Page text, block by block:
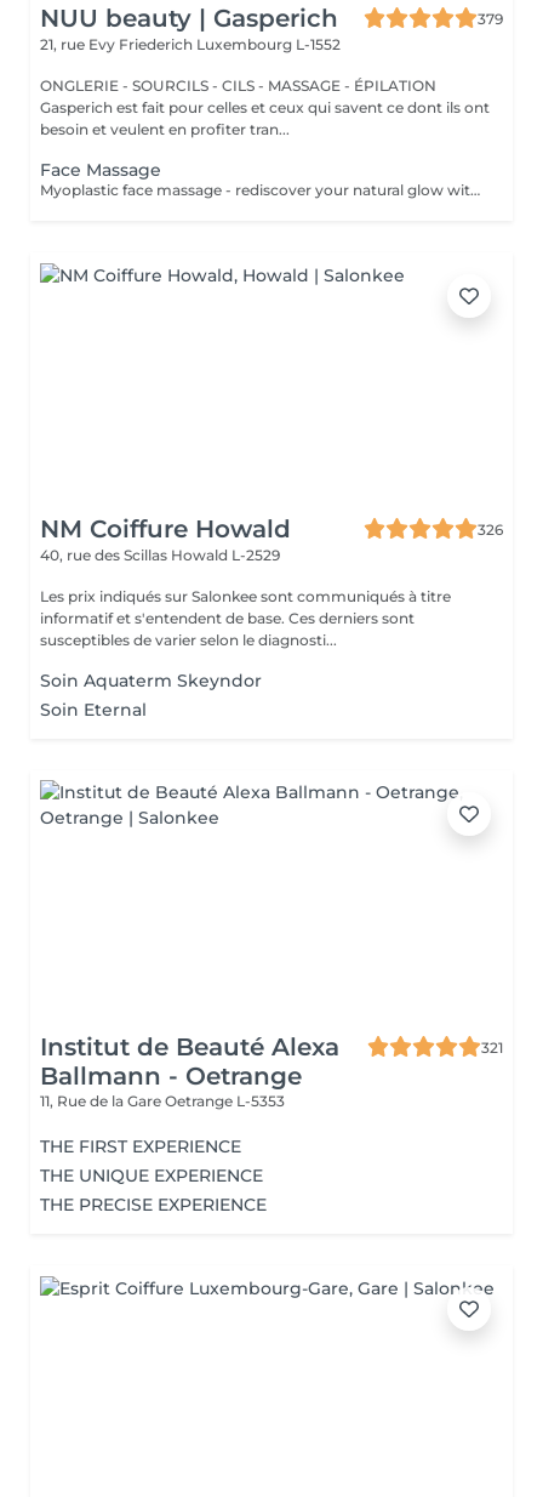
NUU beauty | Gasperich
379
21, rue Evy Friederich Luxembourg L-1552
ONGLERIE - SOURCILS - CILS - MASSAGE - ÉPILATION
Gasperich est fait pour celles et ceux qui savent ce dont ils ont
besoin et veulent en profiter tran...
Face Massage
Myoplastic face massage - rediscover your natural glow with the deeply rejuvenating myoplastic face massage. This unique technique works not only on the surface of your skin but also on the deeper layers of muscles and fascia. Through precise, sculpting movements, it releases tension, improves circulation, and restores elasticity. The result? A lifted, defined, and radiant look that feels as refreshing as it appears. Every session is like a reset for your face leaving you looking youthful, relaxed, and glowing with vitality. Express Facial Massage is designed for those who value their time while expecting visible, refined results. This 30-minute lifting massage focuses on precise muscle stimulation to restore facial tone, improve skin firmness, and redefine the natural facial contour. The treatment helps reduce visible signs of fatigue while stimulating microcirculation, allowing the skin to regain a fresh, radiant, and naturally healthy glow. Perfect as an additional boost to your body massage for complete relaxation and rejuvenation. Important: This treatment is available only as an add-on to any body massage and cannot be booked as a standalone service.
NM Coiffure Howald
326
40, rue des Scillas Howald L-2529
Les prix indiqués sur Salonkee sont communiqués à titre
informatif et s'entendent de base. Ces derniers sont
susceptibles de varier selon le diagnosti...
Soin Aquaterm Skeyndor
Soin Eternal
Institut de Beauté Alexa
Ballmann - Oetrange
321
11, Rue de la Gare Oetrange L-5353
THE FIRST EXPERIENCE
THE UNIQUE EXPERIENCE
THE PRECISE EXPERIENCE